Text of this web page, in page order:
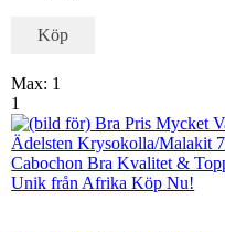
Köp
Max: 1
1